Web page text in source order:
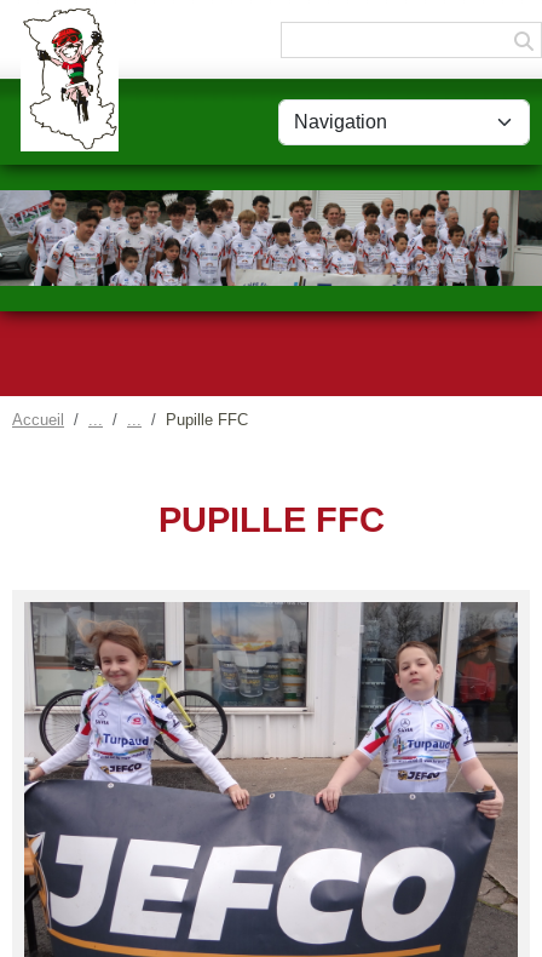
Accueil Pupille FFC
PUPILLE FFC
Panneau de gestion des cookies